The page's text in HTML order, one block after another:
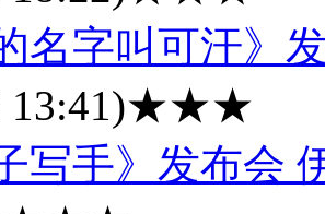
名字叫可汗》
13:41)★★★
写手》发布会